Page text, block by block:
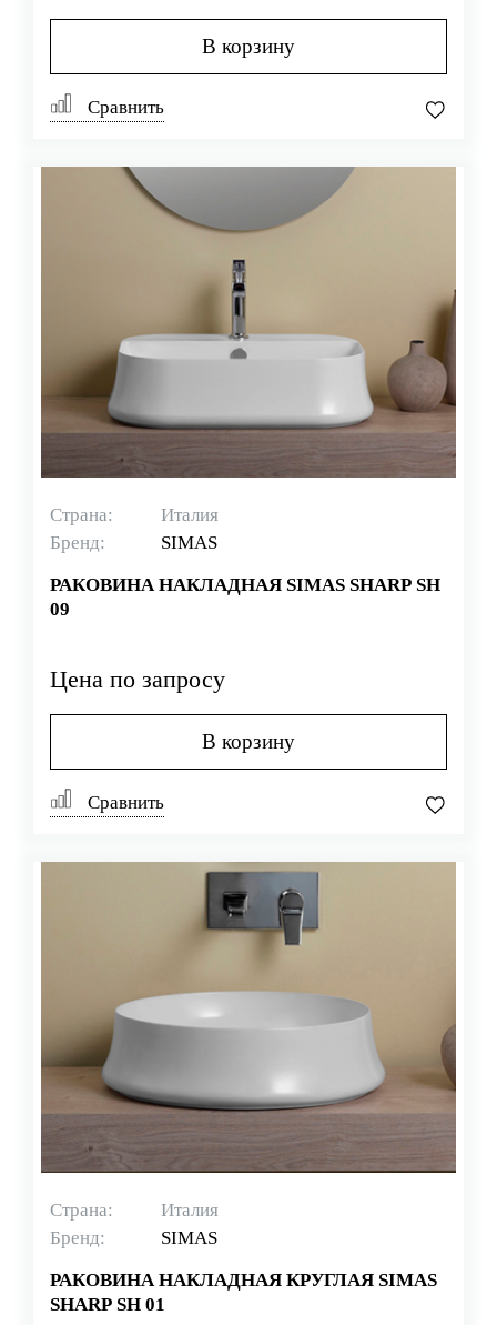
В корзину
Сравнить
Страна:
Италия
Бренд:
SIMAS
РАКОВИНА НАКЛАДНАЯ SIMAS SHARP SH
09
Цена по запросу
В корзину
Сравнить
Страна:
Италия
Бренд:
SIMAS
РАКОВИНА НАКЛАДНАЯ КРУГЛАЯ SIMAS
SHARP SH 01